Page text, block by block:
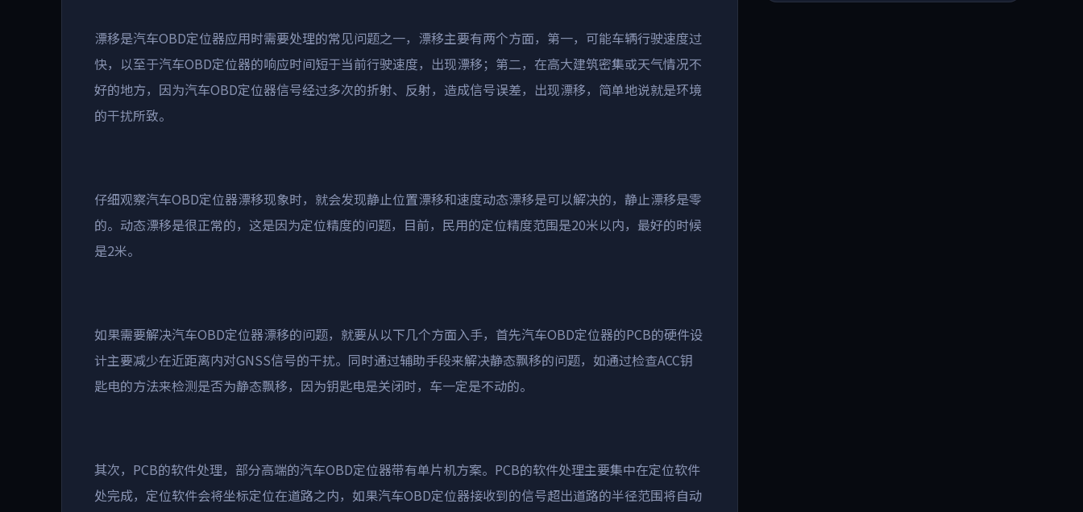
漂移是汽车OBD定位器应用时需要处理的常见问题之一，漂移主要有两个方面，第一，可能车辆行驶速度过
快，以至于汽车OBD定位器的响应时间短于当前行驶速度，出现漂移；第二，在高大建筑密集或天气情况不
好的地方，因为汽车OBD定位器信号经过多次的折射、反射，造成信号误差，出现漂移，简单地说就是环境
的干扰所致。
仔细观察汽车OBD定位器漂移现象时，就会发现静止位置漂移和速度动态漂移是可以解决的，静止漂移是零
的。动态漂移是很正常的，这是因为定位精度的问题，目前，民用的定位精度范围是20米以内，最好的时候
是2米。
如果需要解决汽车OBD定位器漂移的问题，就要从以下几个方面入手，首先汽车OBD定位器的PCB的硬件设
计主要减少在近距离内对GNSS信号的干扰。同时通过辅助手段来解决静态飘移的问题，如通过检查ACC钥
匙电的方法来检测是否为静态飘移，因为钥匙电是关闭时，车一定是不动的。
其次，PCB的软件处理，部分高端的汽车OBD定位器带有单片机方案。PCB的软件处理主要集中在定位软件
处完成，定位软件会将坐标定位在道路之内，如果汽车OBD定位器接收到的信号超出道路的半径范围将自动